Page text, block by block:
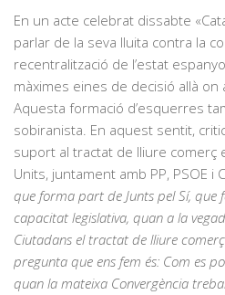
En un acte celebrat dissabte
parlar de la seva lluita contra la
recentralització de l’estat
màximes eines de decisió allà
Aquesta formació d’esquerres
sobiranista. En aquest sentit,
suport al tractat de lliure comerç
Units, juntament amb PP, PSOE i
que forma part de Junts pel Sí, que
capacitat legislativa, quan a la
Ciutadans el tractat de lliure
pregunta que ens fem és: Com es
quan la mateixa Convergència